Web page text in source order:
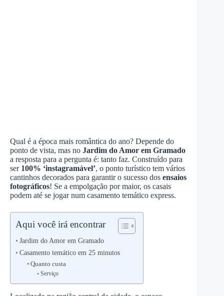
Qual é a época mais romântica do ano? Depende do
ponto de vista, mas no Jardim do Amor em Gramado
a resposta para a pergunta é: tanto faz. Construído para
ser 100% ‘instagramável’, o ponto turístico tem vários
cantinhos decorados para garantir o sucesso dos ensaios
fotográficos! Se a empolgação por maior, os casais
podem até se jogar num casamento temático express.
Aqui você irá encontrar
Jardim do Amor em Gramado
Casamento temático em 25 minutos
Quanto custa
Serviço